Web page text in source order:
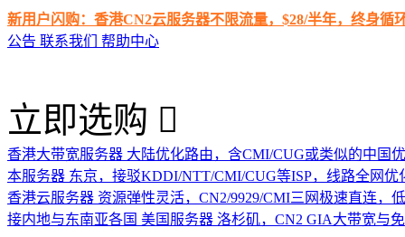
新用户闪购：香港CN2云服务器不限流量，$28/半年，终身循
公告 联系我们 帮助中心
立即选购
香港大带宽服务器 大陆优化路由，含CMI/CUG或类似的中国
本服务器 东京，接驳KDDI/NTT/CMI/CUG等ISP，线路全网优
香港云服务器 资源弹性灵活，CN2/9929/CMI三网极速直连，
接内地与东南亚各国 美国服务器 洛杉矶，CN2 GIA大带宽与